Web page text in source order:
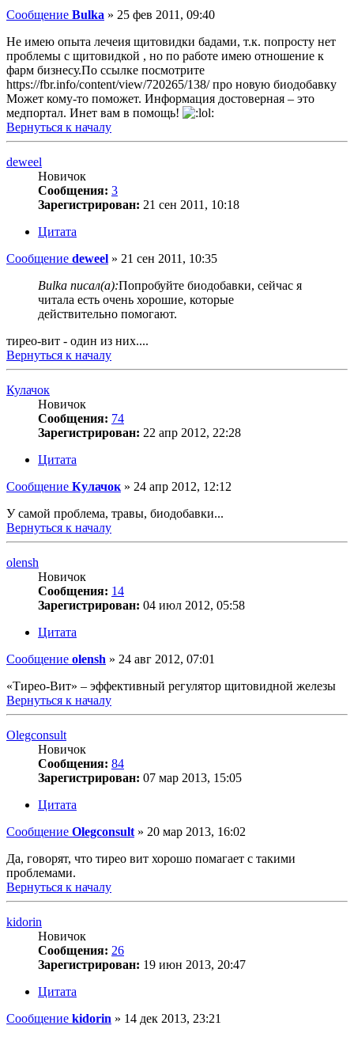
Сообщение Bulka » 25 фев 2011, 09:40
Не имею опыта лечеия щитовидки бадами, т.к. попросту нет
проблемы с щитовидкой , но по работе имею отношение к
фарм бизнесу.По ссылке посмотрите
https://fbr.info/content/view/720265/138/ про новую биодобавку
Может кому-то поможет. Информация достоверная – это
медпортал. Инет вам в помощь!
Вернуться к началу
deweel
Новичок
Сообщения: 3
Зарегистрирован: 21 сен 2011, 10:18
Цитата
Сообщение deweel » 21 сен 2011, 10:35
Bulka писал(а):Попробуйте биодобавки, сейчас я
читала есть очень хорошие, которые
действительно помогают.
тирео-вит - один из них....
Вернуться к началу
Кулачок
Новичок
Сообщения: 74
Зарегистрирован: 22 апр 2012, 22:28
Цитата
Сообщение Кулачок » 24 апр 2012, 12:12
У самой проблема, травы, биодобавки...
Вернуться к началу
olensh
Новичок
Сообщения: 14
Зарегистрирован: 04 июл 2012, 05:58
Цитата
Сообщение olensh » 24 авг 2012, 07:01
«Тирео-Вит» – эффективный регулятор щитовидной железы
Вернуться к началу
Olegconsult
Новичок
Сообщения: 84
Зарегистрирован: 07 мар 2013, 15:05
Цитата
Сообщение Olegconsult » 20 мар 2013, 16:02
Да, говорят, что тирео вит хорошо помагает с такими
проблемами.
Вернуться к началу
kidorin
Новичок
Сообщения: 26
Зарегистрирован: 19 июн 2013, 20:47
Цитата
Сообщение kidorin » 14 дек 2013, 23:21